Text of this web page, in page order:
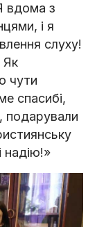
вдома з
і я
слуху!
Як
чути
спасибі,
подарували
надію!»